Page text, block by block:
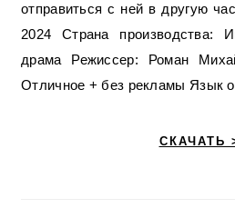
отправиться с ней в другую
2024 Страна производства:
драма Режиссер: Роман
Отличное + без рекламы Язык
СКАЧАТЬ